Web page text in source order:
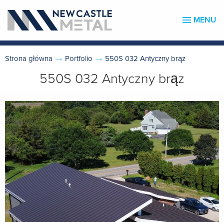
MENU
Strona główna Portfolio 550S 032 Antyczny brąz
550S 032 Antyczny brąz